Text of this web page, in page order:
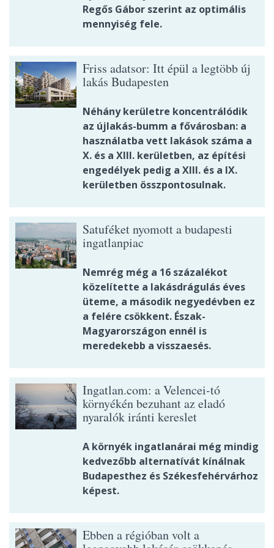
Regős Gábor szerint az optimális
mennyiség fele.
Friss adatsor: Itt épül a legtöbb új
lakás Budapesten
Néhány kerületre koncentrálódik
az újlakás-bumm a fővárosban: a
használatba vett lakások száma a
X. és a XIII. kerületben, az építési
engedélyek pedig a XIII. és a IX.
kerületben összpontosulnak.
Satuféket nyomott a budapesti
ingatlanpiac
Nemrég még a 16 százalékot
közelítette a lakásdrágulás éves
üteme, a második negyedévben ez
a felére csökkent. Észak-
Magyarországon ennél is
meredekebb a visszaesés.
Ingatlan.com: a Velencei-tó
környékén bezuhant az eladó
nyaralók iránti kereslet
A környék ingatlanárai még mindig
kedvezőbb alternatívát kínálnak
Budapesthez és Székesfehérvárhoz
képest.
Ebben a régióban volt a